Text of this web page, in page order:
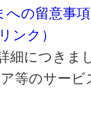
の留意事
ンク）
細につきま
等のサー